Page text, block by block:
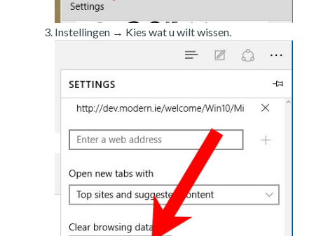
Instellingen → Kies wat u wilt wissen.